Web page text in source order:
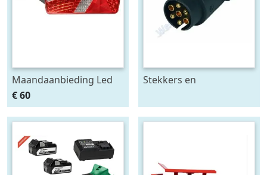
Maandaanbieding Led
achterlicht 12-24V links
m. breedtelamp
€ 60
Stekkers en